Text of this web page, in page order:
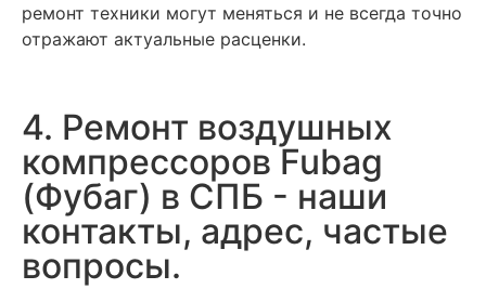
ремонт техники могут меняться и не всегда точно
отражают актуальные расценки.
4. Ремонт воздушных
компрессоров Fubag
(Фубаг) в СПБ - наши
контакты, адрес, частые
вопросы.